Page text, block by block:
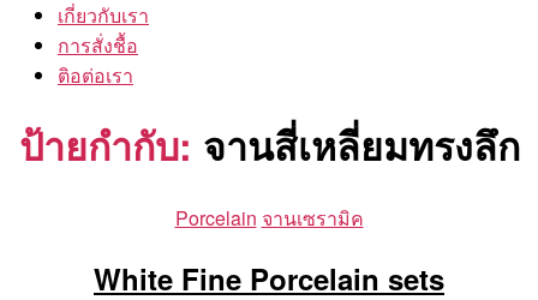
เกี่ยวกับเรา
การสั่งชื้อ
ติอต่อเรา
ป้ายกำกับ: จานสี่เหลี่ยมทรงลึก
Categories
Porcelain จานเซรามิค
White Fine Porcelain sets